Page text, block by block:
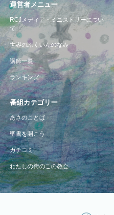
運営者メニュー
RCJメディア・ミニストリーについ
て
世界のふくいんのなみ
講師一覧
ランキング
番組カテゴリー
あさのことば
聖書を開こう
ガチコミ
わたしの街のこの教会